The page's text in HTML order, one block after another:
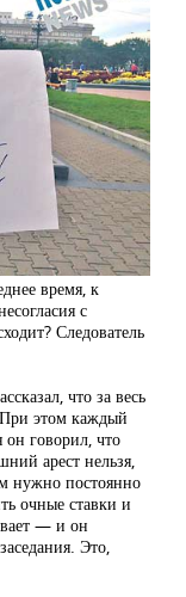
время, к
с
Следователь
что за весь
При этом каждый
говорил, что
арест нельзя,
нужно постоянно
очные ставки и
— и он
Это,